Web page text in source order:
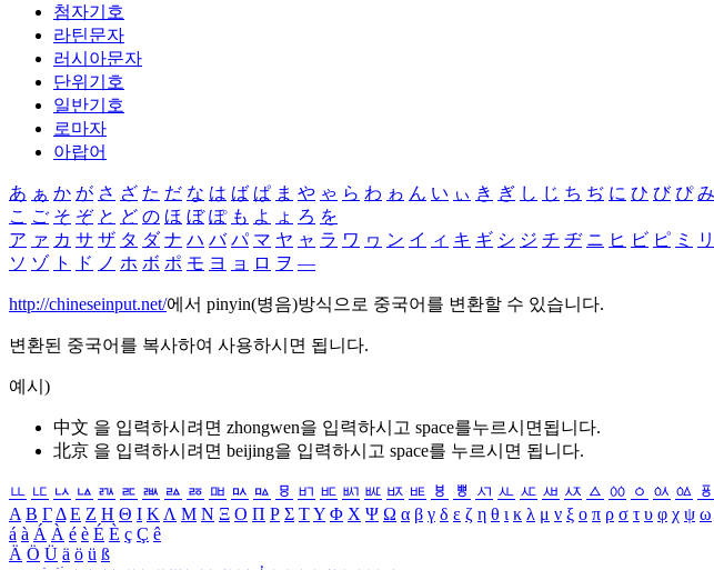
첨자기호
라틴문자
러시아문자
단위기호
일반기호
로마자
아랍어
あ ぁ か が さ ざ た だ な は ば ぱ ま や ゃ ら わ ゎ ん い ぃ き ぎ し じ ち ぢ に ひ び ぴ み
こ ご そ ぞ と ど の ほ ぼ ぽ も よ ょ ろ を
ア ァ カ サ ザ タ ダ ナ ハ バ パ マ ヤ ャ ラ ワ ヮ ン イ ィ キ ギ シ ジ チ ヂ ニ ヒ ビ ピ ミ リ
ソ ゾ ト ド ノ ホ ボ ポ モ ヨ ョ ロ ヲ ―
http://chineseinput.net/에서 pinyin(병음)방식으로 중국어를 변환할 수 있습니다.
변환된 중국어를 복사하여 사용하시면 됩니다.
예시)
中文 을 입력하시려면 zhongwen을 입력하시고 space를누르시면됩니다.
北京 을 입력하시려면 beijing을 입력하시고 space를 누르시면 됩니다.
ㅥ ㅦ ㅧ ㅨ ㅩ ㅪ ㅫ ㅬ ㅭ ㅮ ㅯ ㅰ ㅱ ㅲ ㅳ ㅴ ㅵ ㅶ ㅷ ㅸ ㅹ ㅺ ㅻ ㅼ ㅽ ㅾ ㅿ ㆀ ㆁ ㆂ ㆃ ㆄ
Α Β ΓΔ Ε Ζ Η Θ Ι ΚΛ Μ Ν Ξ Ο Π Ρ Σ ΤΥ Φ Χ Ψ Ω α β γ δ ε ζ η θ ι κ λ μ ν ξ ο π ρ σ τ υ φ χ ψ ω
á à Á À é è É È ç Ç ê
Ä Ö Ü ä ö ü ß